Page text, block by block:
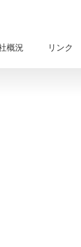
概況 リンク